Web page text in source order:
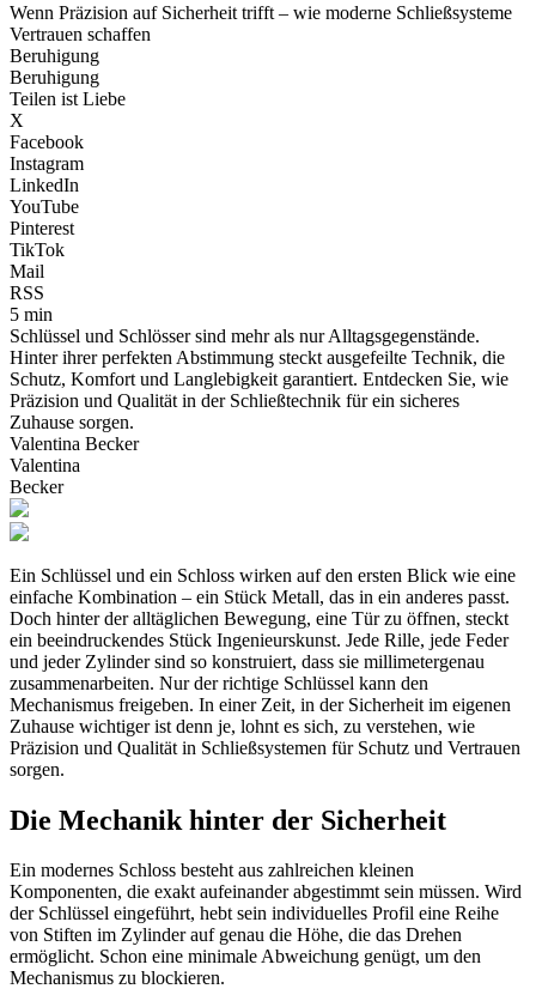
Wenn Präzision auf Sicherheit trifft – wie moderne Schließsysteme
Vertrauen schaffen
Beruhigung
Beruhigung
Teilen ist Liebe
X
Facebook
Instagram
LinkedIn
YouTube
Pinterest
TikTok
Mail
RSS
5 min
Schlüssel und Schlösser sind mehr als nur Alltagsgegenstände.
Hinter ihrer perfekten Abstimmung steckt ausgefeilte Technik, die
Schutz, Komfort und Langlebigkeit garantiert. Entdecken Sie, wie
Präzision und Qualität in der Schließtechnik für ein sicheres
Zuhause sorgen.
Valentina Becker
Valentina
Becker
Ein Schlüssel und ein Schloss wirken auf den ersten Blick wie eine
einfache Kombination – ein Stück Metall, das in ein anderes passt.
Doch hinter der alltäglichen Bewegung, eine Tür zu öffnen, steckt
ein beeindruckendes Stück Ingenieurskunst. Jede Rille, jede Feder
und jeder Zylinder sind so konstruiert, dass sie millimetergenau
zusammenarbeiten. Nur der richtige Schlüssel kann den
Mechanismus freigeben. In einer Zeit, in der Sicherheit im eigenen
Zuhause wichtiger ist denn je, lohnt es sich, zu verstehen, wie
Präzision und Qualität in Schließsystemen für Schutz und Vertrauen
sorgen.
Die Mechanik hinter der Sicherheit
Ein modernes Schloss besteht aus zahlreichen kleinen
Komponenten, die exakt aufeinander abgestimmt sein müssen. Wird
der Schlüssel eingeführt, hebt sein individuelles Profil eine Reihe
von Stiften im Zylinder auf genau die Höhe, die das Drehen
ermöglicht. Schon eine minimale Abweichung genügt, um den
Mechanismus zu blockieren.